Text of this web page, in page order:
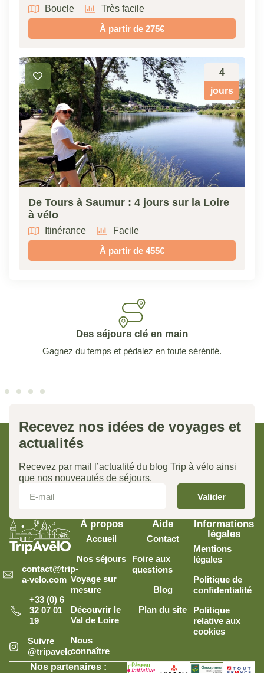
Boucle
Très facile
À partir de 275€
4
jours
De Tours à Saumur : 4 jours sur la Loire
à vélo
Itinérance
Facile
À partir de 455€
Des séjours clé en main
Gagnez du temps et pédalez en toute sérénité.
Recevez nos idées de voyages et
actualités
Recevez par mail l’actualité du blog Trip à vélo ainsi
que nos nouveautés de séjours.
Valider
contact@trip-
a-velo.com
+33 (0) 6
32 07 01
19
Suivre
@tripavelo
À propos
Accueil
Nos séjours
Voyage sur
mesure
Découvrir le
Val de Loire
Nous
connaître
Aide
Contact
Foire aux
questions
Blog
Plan du site
Informations
légales
Mentions
légales
Politique de
confidentialité
Politique
relative aux
cookies
Nos partenaires :